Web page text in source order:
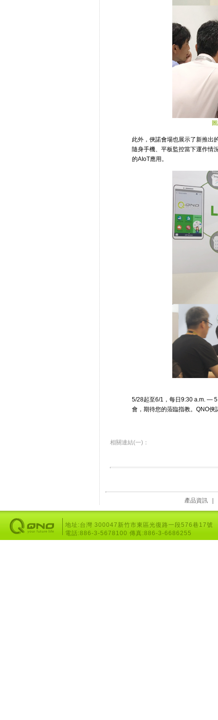
此外，俠諾會場也展示了新推出
隨身手機、平板監控當下運作情
的AIoT應用。
5/28起至6/1，每日9:30 a.m. —
會，期待您的蒞臨指教。QNO
相關連結(一)：
產品資訊
地址:台灣 300047新竹市東區光復路一段576巷17號
電話:886-3-5678100 傳真:886-3-6686255